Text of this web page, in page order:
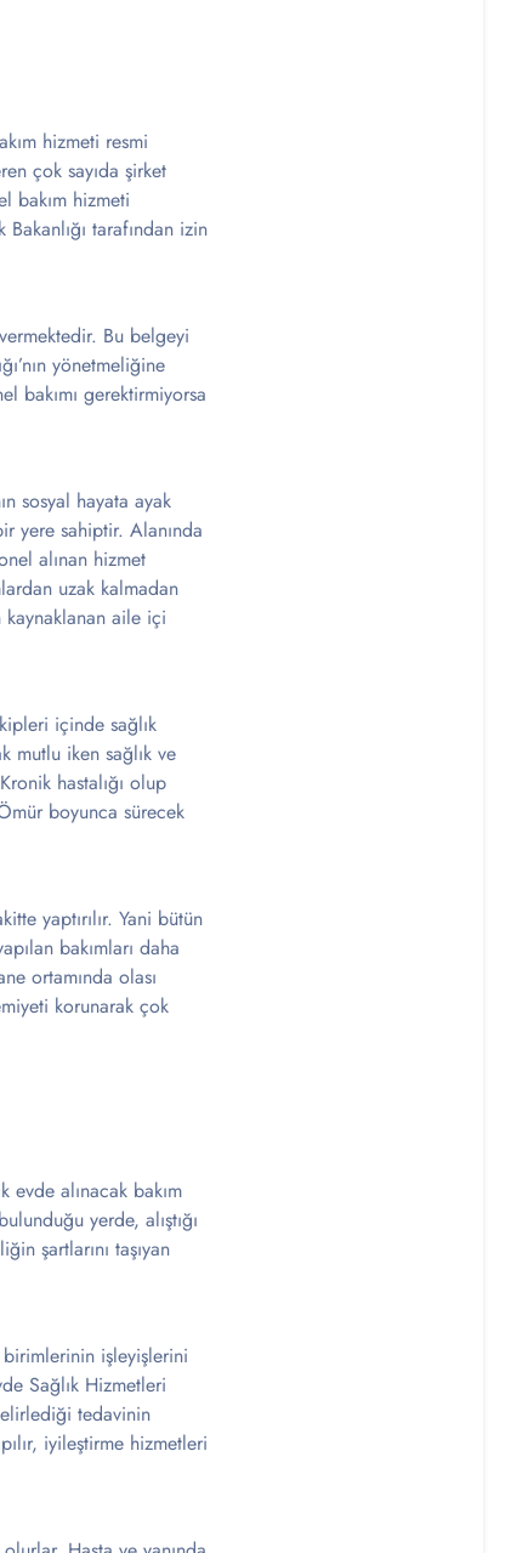
hizmeti resmi
çok sayıda şirket
bakım hizmeti
tarafından izin
Bu belgeyi
yönetmeliğine
bakımı gerektirmiyorsa
sosyal hayata ayak
yere sahiptir. Alanında
alınan hizmet
uzak kalmadan
kaynaklanan aile içi
içinde sağlık
mutlu iken sağlık ve
hastalığı olup
boyunca sürecek
yaptırılır. Yani bütün
bakımları daha
ortamında olası
korunarak çok
alınacak bakım
yerde, alıştığı
şartlarını taşıyan
birimlerinin işleyişlerini
Sağlık Hizmetleri
tedavinin
iyileştirme hizmetleri